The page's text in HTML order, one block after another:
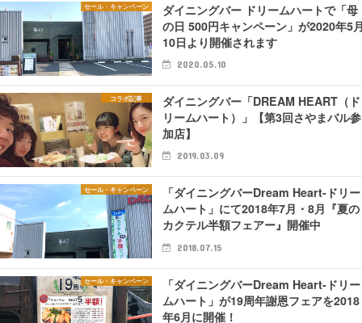
セール・キャンペーン
ダイニングバー ドリームハートで「母
の日 500円キャンペーン」が2020年5
10日より開催されます
2020.05.10
コラボ記事
ダイニングバー「DREAM HEART（ド
リームハート）」【第3回さやまバル参
加店】
2019.03.09
セール・キャンペーン
「ダイニングバーDream Heart-ドリー
ムハート」にて2018年7月・8月『夏の
カクテル半額フェアー』開催中
2018.07.15
セール・キャンペーン
「ダイニングバーDream Heart-ドリー
ムハート」が19周年謝恩フェアを2018
年6月に開催！